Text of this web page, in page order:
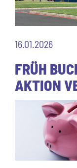
16.01.2026
FRÜH
AKTION